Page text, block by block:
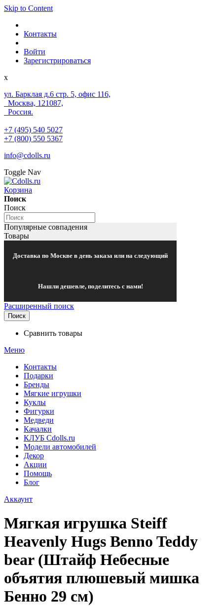
Skip to Content
Контакты
Войти
Зарегистрироваться
x
ул. Барклая д.6 стр. 5, офис 116,
Москва, 121087,
Россия.
+7 (495) 540 5027
+7 (800) 550 5367
info@cdolls.ru
Toggle Nav
Корзина
Поиск
Поиск
Популярные совпадения
Товары
Доставка по Москве в день заказа или на следующий
Нашли дешевле, поделитесь с нами!
Расширенный поиск
Поиск
Сравнить товары
Меню
Контакты
Подарки
Бренды
Мягкие игрушки
Куклы
Фигурки
Медведи
Качалки
КЛУБ Cdolls.ru
Модели автомобилей
Декор
Акции
Помощь
Блог
Аккаунт
Мягкая игрушка Steiff
Heavenly Hugs Benno Teddy
bear (Штайф Небесные
объятия плюшевый мишка
Бенно 29 см)